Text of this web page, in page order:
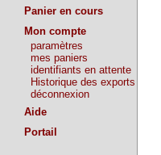
Panier en cours
Mon compte
paramètres
mes paniers
identifiants en attente
Historique des exports
déconnexion
Aide
Portail